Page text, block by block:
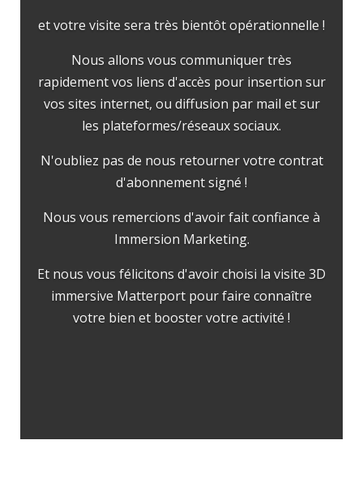
et votre visite sera très bientôt opérationnelle !
Nous allons vous communiquer très
rapidement vos liens d'accès pour insertion sur
vos sites internet, ou diffusion par mail et sur
les plateformes/réseaux sociaux.
N'oubliez pas de nous retourner votre contrat
d'abonnement signé !
Nous vous remercions d'avoir fait confiance à
Immersion Marketing.
Et nous vous félicitons d'avoir choisi la visite 3D
immersive Matterport pour faire connaître
votre bien et booster votre activité !